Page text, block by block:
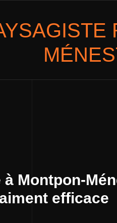
Montpon-
efficace